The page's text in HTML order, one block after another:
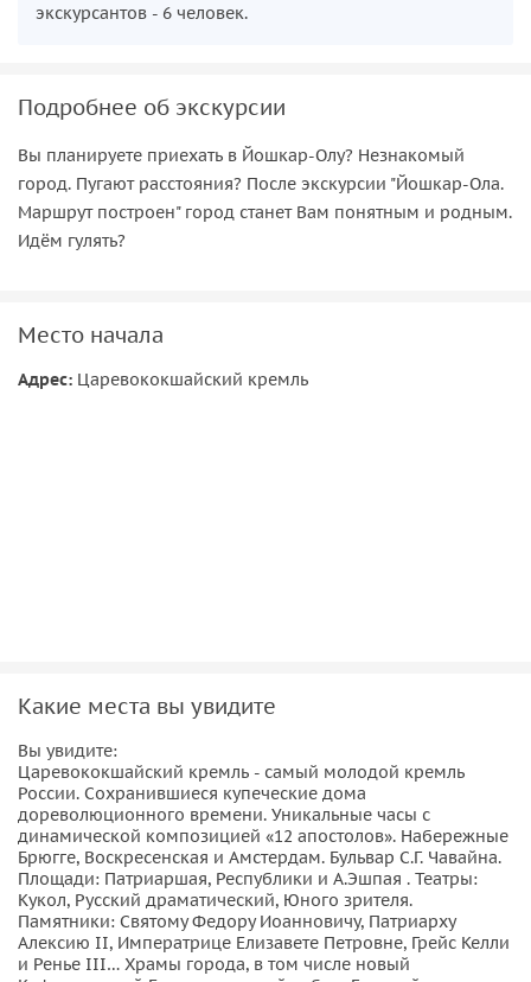
экскурсантов - 6 человек.
Подробнее об экскурсии
Вы планируете приехать в Йошкар-Олу? Незнакомый
город. Пугают расстояния? После экскурсии "Йошкар-Ола.
Маршрут построен" город станет Вам понятным и родным.
Идём гулять?
Место начала
Адрес: Царевококшайский кремль
Какие места вы увидите
Вы увидите:
Царевококшайский кремль - самый молодой кремль
России. Сохранившиеся купеческие дома
дореволюционного времени. Уникальные часы с
динамической композицией «12 апостолов». Набережные
Брюгге, Воскресенская и Амстердам. Бульвар С.Г. Чавайна.
Площади: Патриаршая, Республики и А.Эшпая . Театры:
Кукол, Русский драматический, Юного зрителя.
Памятники: Святому Федору Иоанновичу, Патриарху
Алексию II, Императрице Елизавете Петровне, Грейс Келли
и Ренье III… Храмы города, в том числе новый